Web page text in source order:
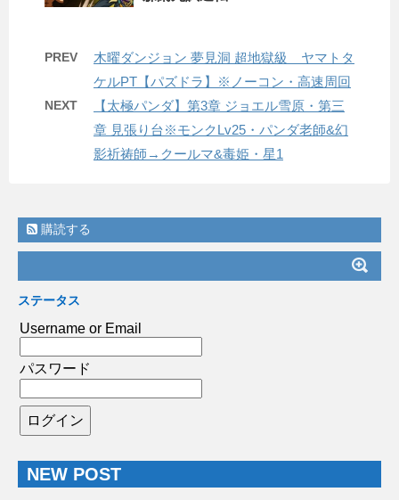
PREV
木曜ダンジョン 夢見洞 超地獄級 ヤマトタ
ケルPT【パズドラ】※ノーコン・高速周回
NEXT
【太極パンダ】第3章 ジョエル雪原・第三
章 見張り台※モンクLv25・パンダ老師&幻
影祈祷師→クールマ&毒姫・星1
購読する
ステータス
Username or Email
パスワード
NEW POST